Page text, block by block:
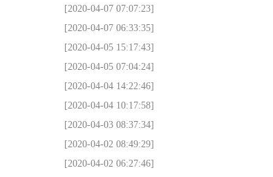
[2020-04-07 07:07:23]
[2020-04-07 06:33:35]
[2020-04-05 15:17:43]
[2020-04-05 07:04:24]
[2020-04-04 14:22:46]
[2020-04-04 10:17:58]
[2020-04-03 08:37:34]
[2020-04-02 08:49:29]
[2020-04-02 06:27:46]